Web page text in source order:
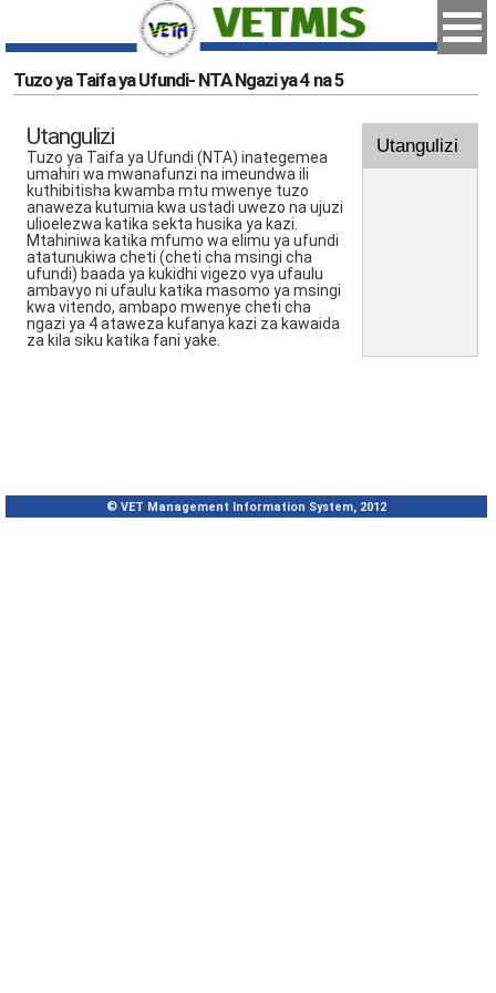
Tuzo ya Taifa ya Ufundi- NTA Ngazi ya 4 na 5
Utangulizi
Tuzo ya Taifa ya Ufundi (NTA) inategemea
umahiri wa mwanafunzi na imeundwa ili
kuthibitisha kwamba mtu mwenye tuzo
anaweza kutumia kwa ustadi uwezo na ujuzi
ulioelezwa katika sekta husika ya kazi.
Mtahiniwa katika mfumo wa elimu ya ufundi
atatunukiwa cheti (cheti cha msingi cha
ufundi) baada ya kukidhi vigezo vya ufaulu
ambavyo ni ufaulu katika masomo ya msingi
kwa vitendo, ambapo mwenye cheti cha
ngazi ya 4 ataweza kufanya kazi za kawaida
za kila siku katika fani yake.
Utangulizi
© VET Management Information System, 2012